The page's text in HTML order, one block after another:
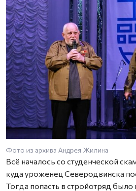
Фото из архива Андрея Жилина
Всё началось со студенческой
куда уроженец Северодвинска
Тогда попасть в стройотряд